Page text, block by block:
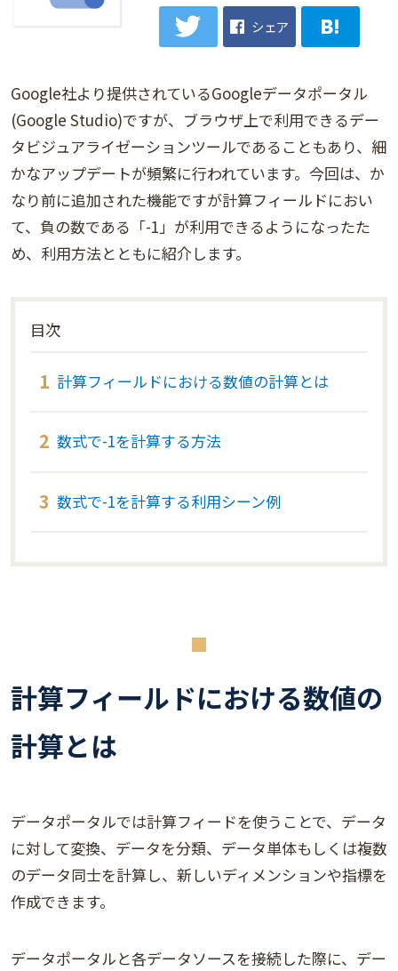
シェア
Google社より提供されているGoogleデータポータル
(Google Studio)ですが、ブラウザ上で利用できるデー
タビジュアライゼーションツールであることもあり、細
かなアップデートが頻繁に行われています。今回は、か
なり前に追加された機能ですが計算フィールドにおい
て、負の数である「-1」が利用できるようになったた
め、利用方法とともに紹介します。
目次
計算フィールドにおける数値の計算とは
数式で-1を計算する方法
数式で-1を計算する利用シーン例
計算フィールドにおける数値の
計算とは
データポータルでは計算フィードを使うことで、データ
に対して変換、データを分類、データ単体もしくは複数
のデータ同士を計算し、新しいディメンションや指標を
作成できます。
データポータルと各データソースを接続した際に、デー